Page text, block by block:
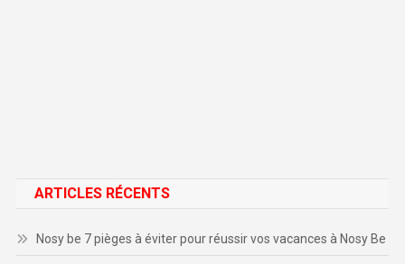
ARTICLES RÉCENTS
Nosy be 7 pièges à éviter pour réussir vos vacances à Nosy Be